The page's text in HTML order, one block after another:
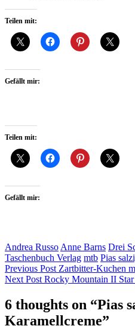
Teilen mit:
Gefällt mir:
Teilen mit:
Gefällt mir:
Andrea RussoAnne Barns Drei
Taschenbuch Verlag mtb Pias
Beitragsnavigation
Previous PostZartbitter-Kuchen
Next PostRocky Mountain II
6 thoughts on “Pias
Karamellcreme”